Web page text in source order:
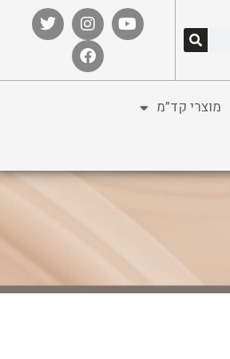
מוצרי קד”מ